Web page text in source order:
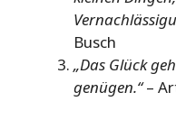
Busch
„Das Glück
genügen.“–